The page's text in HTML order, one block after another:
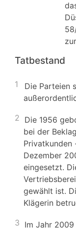
Tatbestand
1
Die Parteien
2 Die 1956
bei der
Privatkunden
Dezember
eingesetzt.
gewählt ist.
Klägerin
3 Im Jahr